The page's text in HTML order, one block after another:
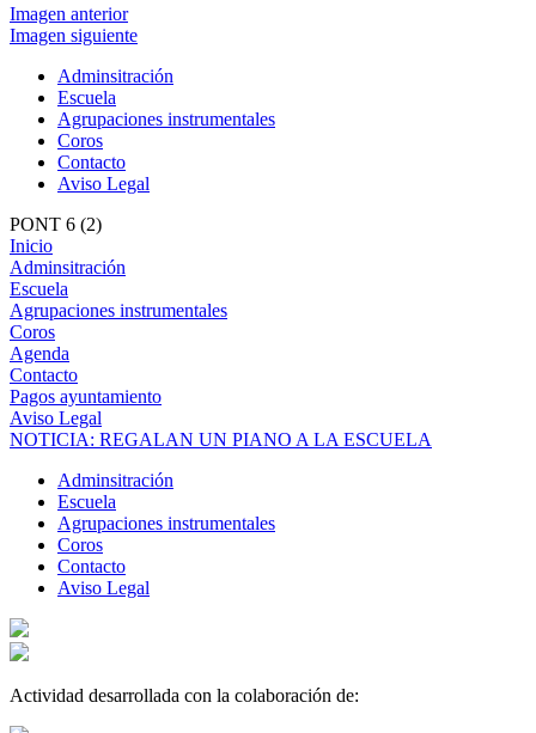
Imagen anterior
Imagen siguiente
Adminsitración
Escuela
Agrupaciones instrumentales
Coros
Contacto
Aviso Legal
PONT 6 (2)
Inicio
Adminsitración
Escuela
Agrupaciones instrumentales
Coros
Agenda
Contacto
Pagos ayuntamiento
Aviso Legal
NOTICIA: REGALAN UN PIANO A LA ESCUELA
Adminsitración
Escuela
Agrupaciones instrumentales
Coros
Contacto
Aviso Legal
Actividad desarrollada con la colaboración de: